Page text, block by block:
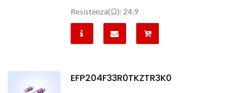
Resistenza(Ω): 24.9
EFP204F33R0TKZTR3K0